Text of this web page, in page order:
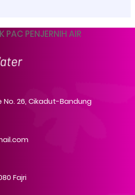
PAC PENJERNIH AIR
No. 26, Cikadut-Bandung
Fajri